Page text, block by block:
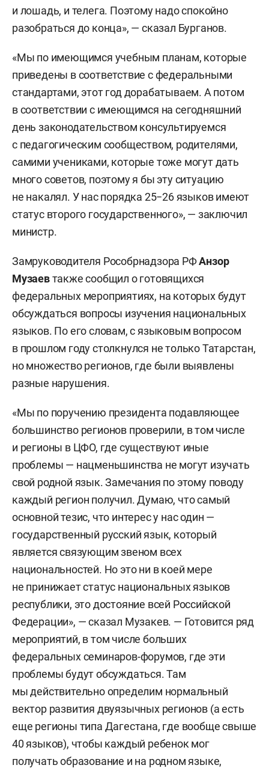
и лошадь, и телега. Поэтому надо спокойно
разобраться до конца», — сказал Бурганов.
«Мы по имеющимся учебным планам, которые
приведены в соответствие с федеральными
стандартами, этот год дорабатываем. А потом
в соответствии с имеющимся на сегодняшний
день законодательством консультируемся
с педагогическим сообществом, родителями,
самими учениками, которые тоже могут дать
много советов, поэтому я бы эту ситуацию
не накалял. У нас порядка 25−26 языков имеют
статус второго государственного», — заключил
министр.
Замруководителя Рособрнадзора РФАнзор
Музаевтакже сообщил о готовящихся
федеральных мероприятиях, на которых будут
обсуждаться вопросы изучения национальных
языков. По его словам, с языковым вопросом
в прошлом году столкнулся не только Татарстан,
но множество регионов, где были выявлены
разные нарушения.
«Мы по поручению президента подавляющее
большинство регионов проверили, в том числе
и регионы в ЦФО, где существуют иные
проблемы — нацменьшинства не могут изучать
свой родной язык. Замечания по этому поводу
каждый регион получил. Думаю, что самый
основной тезис, что интерес у нас один —
государственный русский язык, который
является связующим звеном всех
национальностей. Но это ни в коей мере
не принижает статус национальных языков
республики, это достояние всей Российской
Федерации», — сказал Музакев. — Готовится ряд
мероприятий, в том числе больших
федеральных семинаров-форумов, где эти
проблемы будут обсуждаться. Там
мы действительно определим нормальный
вектор развития двуязычных регионов (а есть
еще регионы типа Дагестана, где вообще свыше
40 языков), чтобы каждый ребенок мог
получать образование и на родном языке,